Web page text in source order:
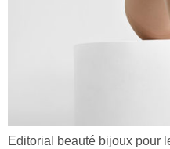
Editorial beauté bijoux pour